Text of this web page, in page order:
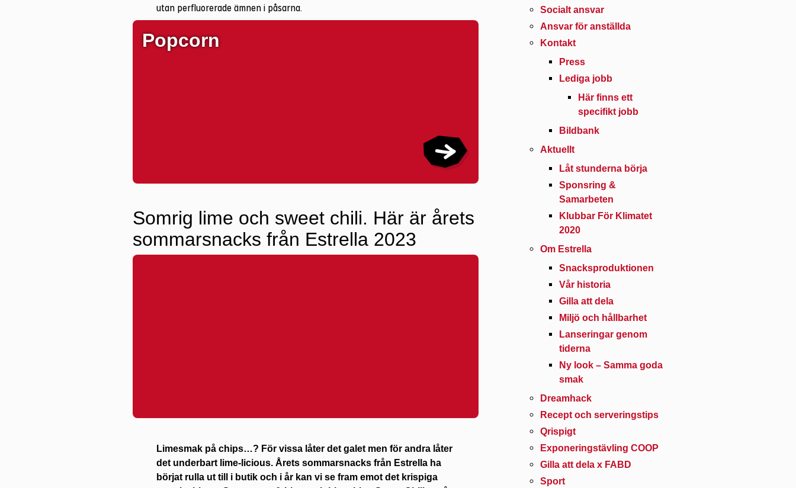
utan perfluorerade ämnen i påsarna.
Popcorn
Somrig lime och sweet chili. Här är årets
sommarsnacks från Estrella 2023
Limesmak på chips…? För vissa låter det galet men för andra låter
det underbart lime-licious. Årets sommarsnacks från Estrella ha
börjat rulla ut till i butik och i år kan vi se fram emot det krispiga
Socialt ansvar
Ansvar för anställda
Kontakt
Press
Lediga jobb
Här finns ett
specifikt jobb
Bildbank
Aktuellt
Låt stunderna börja
Sponsring &
Samarbeten
Klubbar För Klimatet
2020
Om Estrella
Snacksproduktionen
Vår historia
Gilla att dela
Miljö och hållbarhet
Lanseringar genom
tiderna
Ny look – Samma goda
smak
Dreamhack
Recept och serveringstips
Qrispigt
Exponeringstävling COOP
Gilla att dela x FABD
Sport